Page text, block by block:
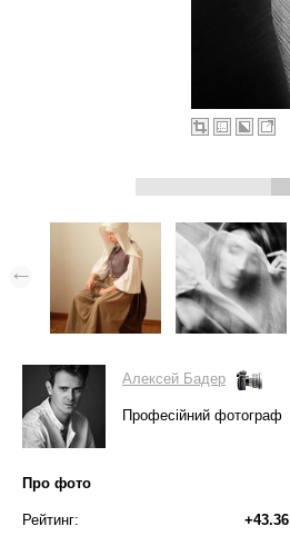
Алексей Бадер
Професійний фотограф
Про фото
Рейтинг:
+43.36